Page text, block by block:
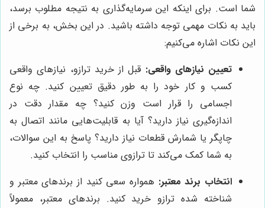
شما است. برای اینکه این سرمایه‌گذاری به نتیجه مطلوب برسد،
باید به نکات مهمی توجه داشته باشید. در این بخش، به برخی از
این نکات اشاره می‌کنیم:
تعیین نیازهای واقعی: قبل از خرید ترازو، نیازهای واقعی
کسب و کار خود را به طور دقیق تعیین کنید. چه نوع
اجسامی را قرار است وزن کنید؟ چه مقدار دقت در
اندازه‌گیری نیاز دارید؟ آیا به قابلیت‌هایی مانند اتصال به
چاپگر یا شمارش قطعات نیاز دارید؟ پاسخ به این سوالات،
به شما کمک می‌کند تا ترازوی مناسب را انتخاب کنید.
انتخاب برند معتبر: همواره سعی کنید از برندهای معتبر و
شناخته شده ترازو خرید کنید. برندهای معتبر، معمولاً